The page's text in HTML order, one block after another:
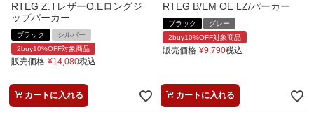
RTEG Z.TレザーO.Eロングジ
ップパーカー
ブラック
シルバー
2buy10%OFF対象商品
販売価格 ¥14,080税込
カートに入れる
RTEG B/EM OE LZ/パーカー
ブラック
グレー
2buy10%OFF対象商品
販売価格 ¥9,790税込
カートに入れる